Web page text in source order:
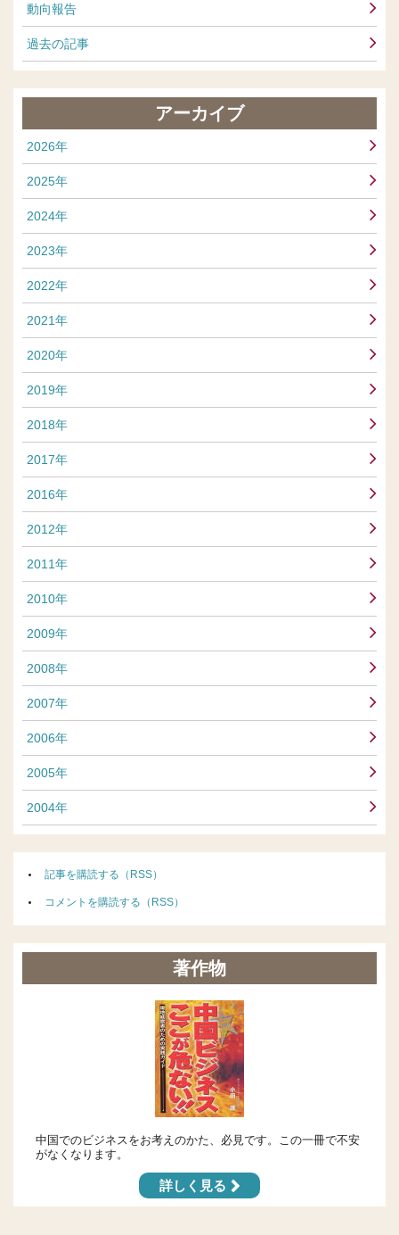
動向報告
過去の記事
アーカイブ
2026年
2025年
2024年
2023年
2022年
2021年
2020年
2019年
2018年
2017年
2016年
2012年
2011年
2010年
2009年
2008年
2007年
2006年
2005年
2004年
記事を購読する（RSS）
コメントを購読する（RSS）
著作物
中国でのビジネスをお考えのかた、必見です。この一冊で不安
がなくなります。
詳しく見る